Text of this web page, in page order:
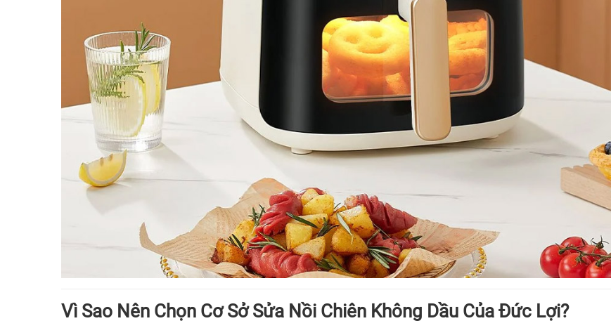
Vì Sao Nên Chọn Cơ Sở Sửa Nồi Chiên Không Dầu Của Đức Lợi?